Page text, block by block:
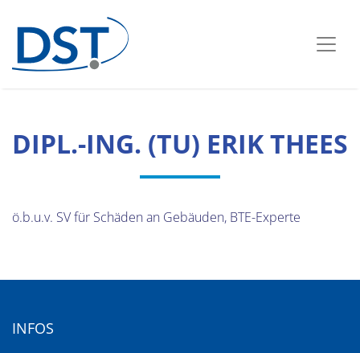
DIPL.-ING. (TU) ERIK THEES
ö.b.u.v. SV für Schäden an Gebäuden, BTE-Experte
INFOS